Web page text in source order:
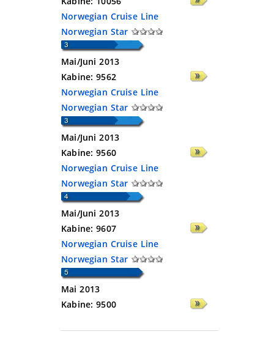
Norwegian Cruise Line
Norwegian Star
Mai/Juni 2013
Kabine:9562
Norwegian Cruise Line
Norwegian Star
Mai/Juni 2013
Kabine:9560
Norwegian Cruise Line
Norwegian Star
Mai/Juni 2013
Kabine:9607
Norwegian Cruise Line
Norwegian Star
Mai 2013
Kabine:9500